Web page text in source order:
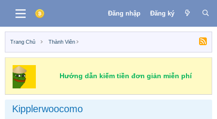
Đăng nhập Đăng ký
Trang Chủ Thành Viên
Hướng dẫn kiếm tiền đơn giản miễn phí
Kipplerwoocomo